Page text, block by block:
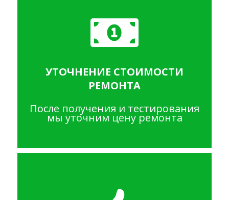
УТОЧНЕНИЕ СТОИМОСТИ
РЕМОНТА
После получения и тестирования
мы уточним цену ремонта